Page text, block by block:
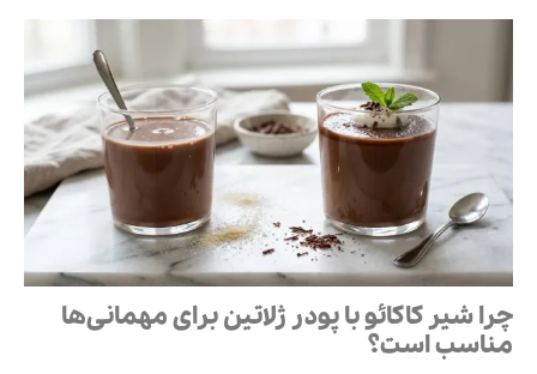
چرا شیر کاکائو با پودر ژلاتین برای مهمانی‌ها
مناسب است؟